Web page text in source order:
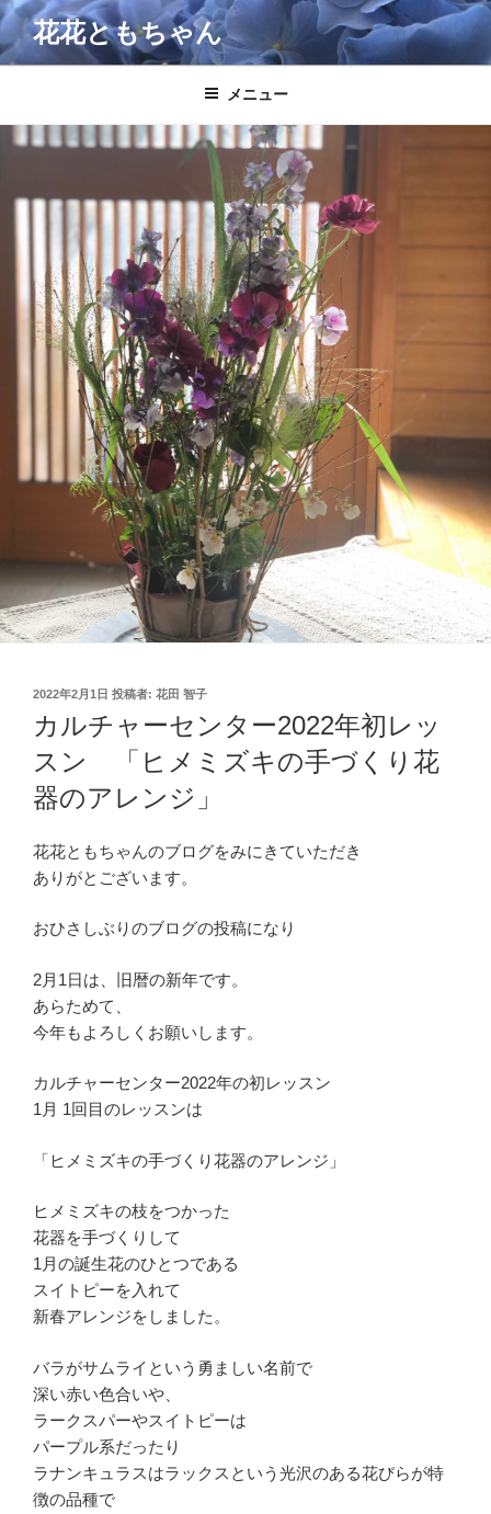
コ
ン
テ
へ
キ
花花ともちゃん
メニュー
投
日:
2022年2月1日 投稿者: 花田 智子
カルチャーセンター2022年初レッ
スン 「ヒメミズキの手づくり花
器のアレンジ」
花花ともちゃんのブログをみにきていただき
ありがとございます。
おひさしぶりのブログの投稿になり
2月1日は、旧暦の新年です。
あらためて、
今年もよろしくお願いします。
カルチャーセンター2022年の初レッスン
1月 1回目のレッスンは
「ヒメミズキの手づくり花器のアレンジ」
ヒメミズキの枝をつかった
花器を手づくりして
1月の誕生花のひとつである
スイトピーを入れて
新春アレンジをしました。
バラがサムライという勇ましい名前で
深い赤い色合いや、
ラークスパーやスイトピーは
パープル系だったり
ラナンキュラスはラックスという光沢のある花びらが特
徴の品種で